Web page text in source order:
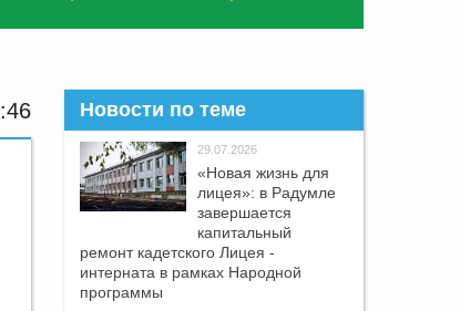
Новости по теме
29.07.2026
«Новая жизнь для
лицея»: в Радумле
завершается
капитальный
ремонт кадетского Лицея -
интерната в рамках Народной
программы